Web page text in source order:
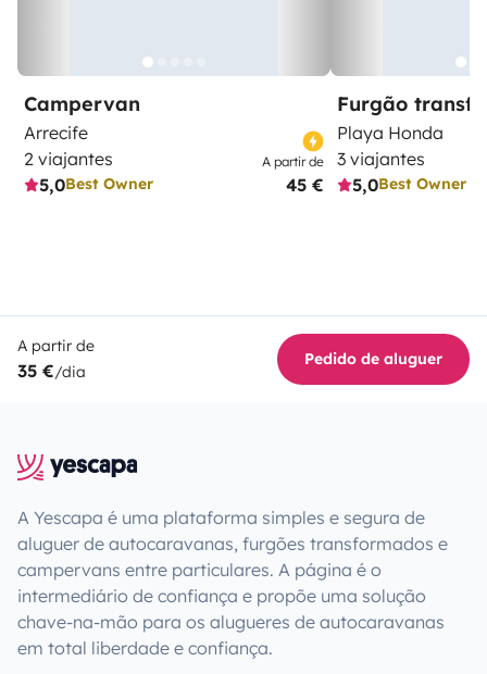
Campervan
Arrecife
2 viajantes
5,0Best Owner
A partir de
45 €
Furgão
Playa Honda
3 viajantes
5,0Best Owner
A partir de
35 €/dia
Pedido de aluguer
A Yescapa é uma plataforma simples e segura de
aluguer de autocaravanas, furgões transformados e
campervans entre particulares. A página é o
intermediário de confiança e propõe uma solução
chave-na-mão para os alugueres de autocaravanas
em total liberdade e confiança.